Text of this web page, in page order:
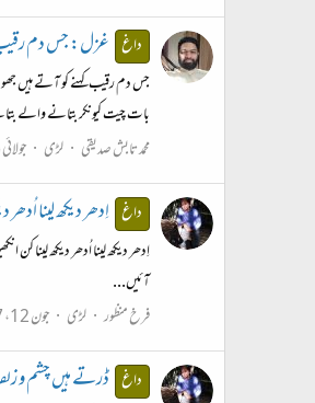
داغ غزل: جس دم
جس دم رقیب کہنے کو آتے ہیں
بات چیت کیونکر بتانے والے
محمد تابش صدیقی
لڑی جولائی 6، 2017
داغ اِدھر دیکھ لینا
اِدھر دیکھ لینا اُدھر دیکھ لینا
آئیں...
فرخ منظور لڑی جون 12، 2017
داغ ڈرتے ہیں چشم و